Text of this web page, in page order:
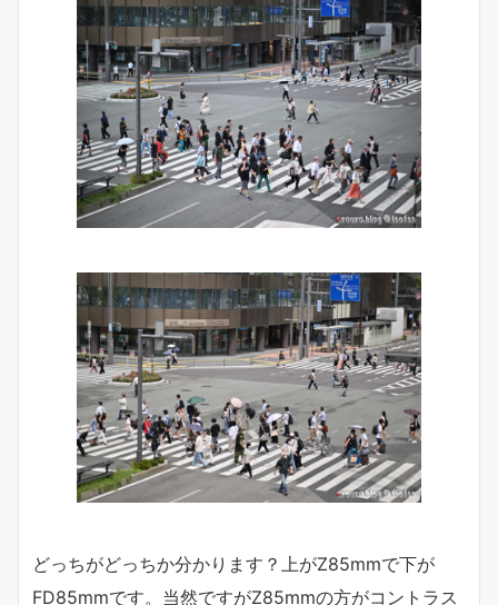
どっちがどっちか分かります？上がZ85mmで下が
FD85mmです。当然ですがZ85mmの方がコントラス